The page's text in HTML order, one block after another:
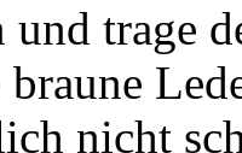
trage
nicht